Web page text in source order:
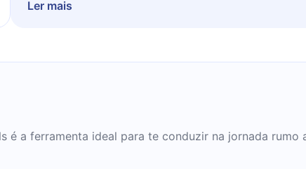
Ler mais
é a ferramenta ideal para te conduzir na jornada rumo